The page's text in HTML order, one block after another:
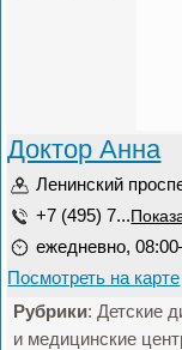
Доктор Анна
Ленинский
+7 (495) 7...
ежедневно,
Посмотреть на карте
Рубрики: Детские
и медицинские